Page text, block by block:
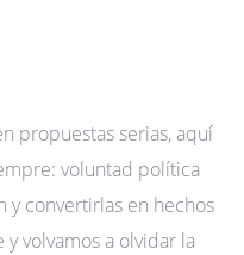
propuestas serias, aquí
voluntad política
y convertirlas en hechos
volvamos a olvidar la